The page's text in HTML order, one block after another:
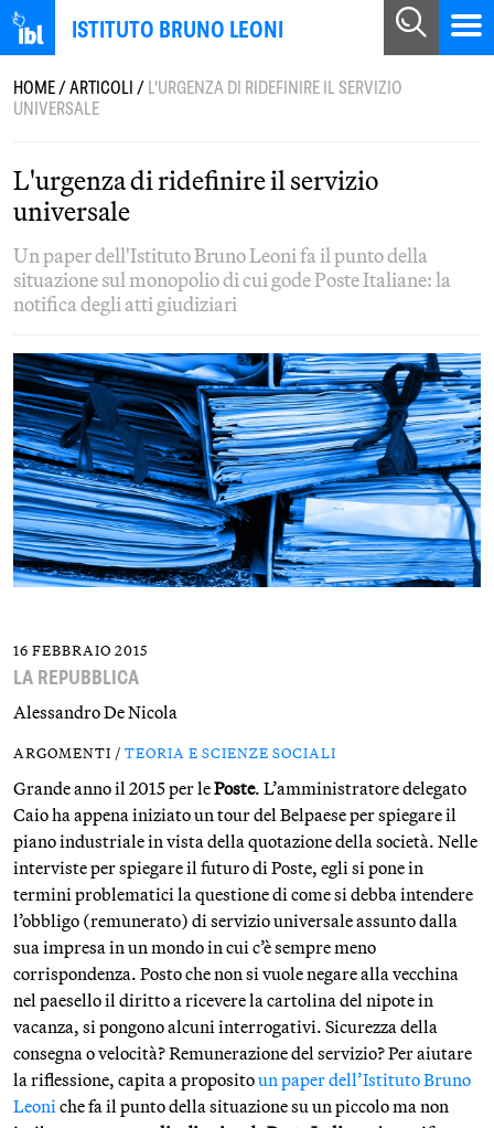
ISTITUTO BRUNO LEONI
HOME/ARTICOLI/L'URGENZA DI RIDEFINIRE IL SERVIZIO
UNIVERSALE
L'urgenza di ridefinire il servizio
universale
Un paper dell'Istituto Bruno Leoni fa il punto della
situazione sul monopolio di cui gode Poste Italiane: la
notifica degli atti giudiziari
16 FEBBRAIO 2015
LA REPUBBLICA
Alessandro De Nicola
ARGOMENTI / TEORIA E SCIENZE SOCIALI
Grande anno il 2015 per lePoste. L’amministratore delegato
Caio ha appena iniziato un tour del Belpaese per spiegare il
piano industriale in vista della quotazione della società. Nelle
interviste per spiegare il futuro di Poste, egli si pone in
termini problematici la questione di come si debba intendere
l’obbligo (remunerato) di servizio universale assunto dalla
sua impresa in un mondo in cui c’è sempre meno
corrispondenza. Posto che non si vuole negare alla vecchina
nel paesello il diritto a ricevere la cartolina del nipote in
vacanza, si pongono alcuni interrogativi. Sicurezza della
consegna o velocità? Remunerazione del servizio? Per aiutare
la riflessione, capita a propositoun paper dell’Istituto Bruno
Leoniche fa il punto della situazione su un piccolo ma non